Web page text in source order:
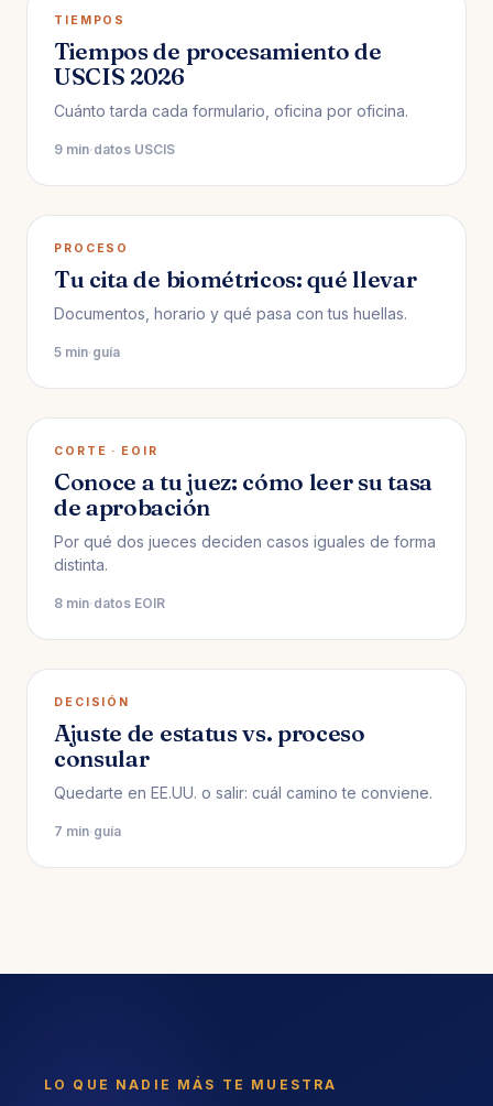
TIEMPOS
Tiempos de procesamiento de
USCIS 2026
Cuánto tarda cada formulario, oficina por oficina.
9 min· datos USCIS
PROCESO
Tu cita de biométricos: qué llevar
Documentos, horario y qué pasa con tus huellas.
5 min· guía
CORTE · EOIR
Conoce a tu juez: cómo leer su tasa
de aprobación
Por qué dos jueces deciden casos iguales de forma
distinta.
8 min· datos EOIR
DECISIÓN
Ajuste de estatus vs. proceso
consular
Quedarte en EE.UU. o salir: cuál camino te conviene.
7 min· guía
LO QUE NADIE MÁS TE MUESTRA